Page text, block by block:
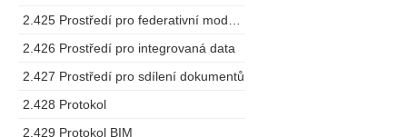
2.426 Prostředí pro integrovaná data
2.427 Prostředí pro sdílení dokumentů
2.428 Protokol
2.429 Protokol BIM